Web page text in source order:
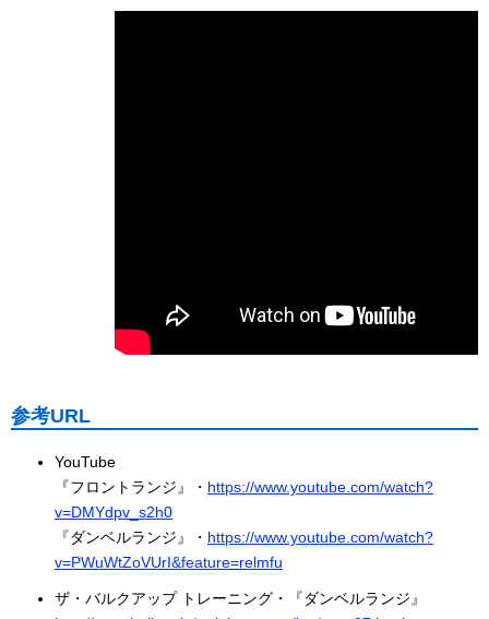
参考URL
YouTube
『フロントランジ』・ https://www.youtube.com/watch?
v=DMYdpv_s2h0
『ダンベルランジ』・ https://www.youtube.com/watch?
v=PWuWtZoVUrI&feature=relmfu
ザ・バルクアップ トレーニング・『ダンベルランジ』